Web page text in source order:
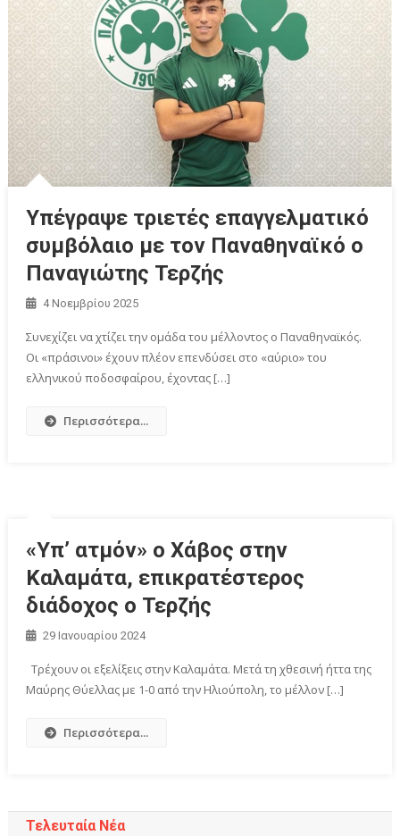
Υπέγραψε τριετές επαγγελματικό
συμβόλαιο με τον Παναθηναϊκό ο
Παναγιώτης Τερζής
4 Νοεμβρίου 2025
Συνεχίζει να χτίζει την ομάδα του μέλλοντος ο Παναθηναϊκός.
Οι «πράσινοι» έχουν πλέον επενδύσει στο «αύριο» του
ελληνικού ποδοσφαίρου, έχοντας […]
Περισσότερα...
«Υπ’ ατμόν» ο Χάβος στην
Καλαμάτα, επικρατέστερος
διάδοχος ο Τερζής
29 Ιανουαρίου 2024
Τρέχουν οι εξελίξεις στην Καλαμάτα. Μετά τη χθεσινή ήττα της
Μαύρης Θύελλας με 1-0 από την Ηλιούπολη, το μέλλον […]
Περισσότερα...
Τελευταία Νέα